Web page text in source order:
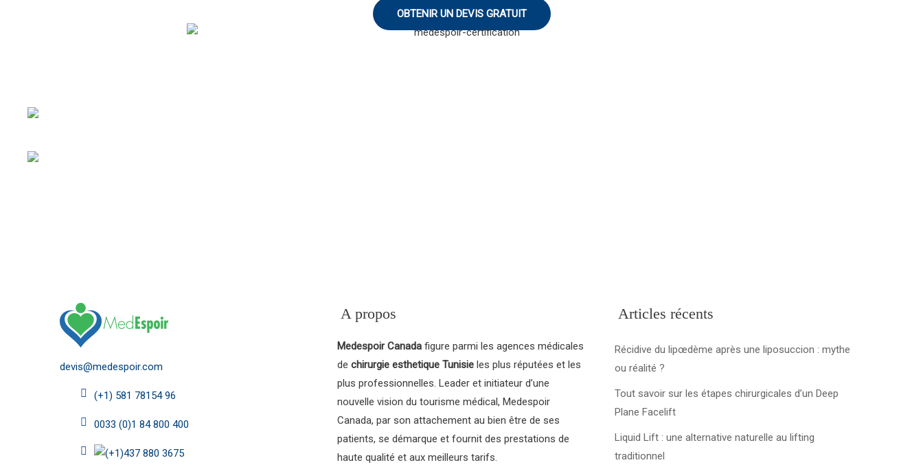
OBTENIR UN DEVIS GRATUIT
devis@medespoir.com
(+1) 581 78154 96
0033 (0)1 84 800 400
(+1)437 880 3675
A propos
Medespoir Canada figure parmi les agences médicales
dechirurgie esthetique Tunisie les plus réputées et les
plus professionnelles. Leader et initiateur d’une
nouvelle vision du tourisme médical, Medespoir
Canada, par son attachement au bien être de ses
patients, se démarque et fournit des prestations de
haute qualité et aux meilleurs tarifs.
Articles récents
Récidive du lipœdème après une liposuccion : mythe
ou réalité ?
Tout savoir sur les étapes chirurgicales d’un Deep
Plane Facelift
Liquid Lift : une alternative naturelle au lifting
traditionnel